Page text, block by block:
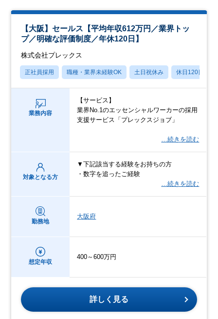
【大阪】セールス【平均年収612万円／業界トッ
プ／明確な評価制度／年休120日】
株式会社プレックス
正社員採用 職種・業界未経験OK 土日祝休み 休日120日以上
業務内容
【サービス】
業界No.1のエッセンシャルワーカーの採用
支援サービス「プレックスジョブ」
…続きを読む
対象となる方
▼下記該当する経験をお持ちの方
・数字を追ったご経験
…続きを読む
勤務地
大阪府
想定年収
400～600万円
詳しく見る